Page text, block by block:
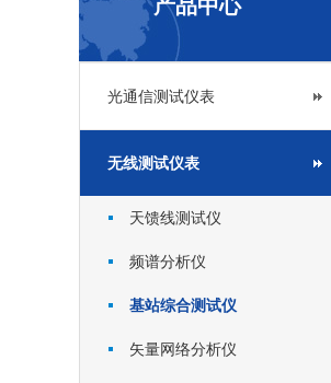
产品中心
光通信测试仪表
无线测试仪表
天馈线测试仪
频谱分析仪
基站综合测试仪
矢量网络分析仪